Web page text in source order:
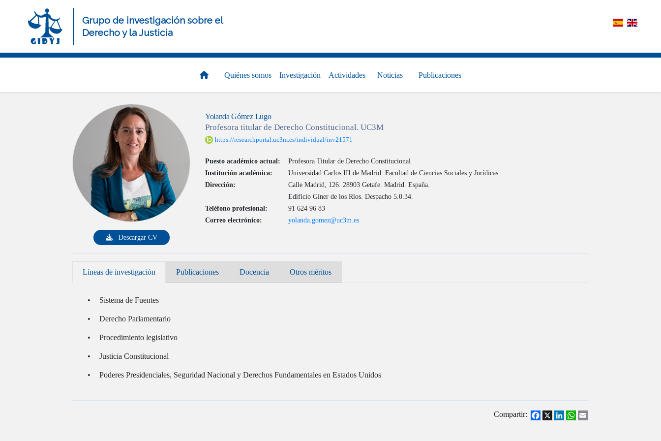
contenido
Grupo de investigación sobre el
Derecho y la Justicia
principal
Quiénes somos Investigación Actividades Noticias Publicaciones
Descargar CV
Yolanda Gómez Lugo
Profesora titular de Derecho Constitucional. UC3M
https://researchportal.uc3m.es/individual/inv21571
Puesto académico actual:
Profesora Titular de Derecho Constitucional
Institución académica:
Universidad Carlos III de Madrid. Facultad de Ciencias Sociales y Jurídicas
Dirección:
Calle Madrid, 126. 28903 Getafe. Madrid. España.
Edificio Giner de los Ríos. Despacho 5.0.34.
Teléfono profesional:
91 624 96 83
Correo electrónico:
yolanda.gomez@uc3m.es
Líneas de investigación Publicaciones Docencia Otros méritos
Sistema de Fuentes
Derecho Parlamentario
Procedimiento legislativo
Justicia Constitucional
Poderes Presidenciales, Seguridad Nacional y Derechos Fundamentales en Estados Unidos
Compartir: Facebook
X LinkedInWhatsApp